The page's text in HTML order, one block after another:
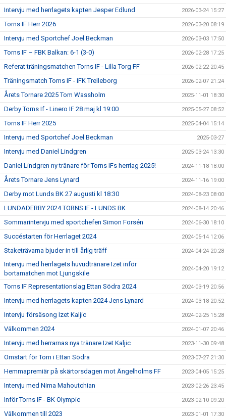
Intervju med herrlagets kapten Jesper Edlund 2026-03-24 15:27
Torns IF Herr 2026 2026-03-20 08:19
Intervju med Sportchef Joel Beckman 2026-03-03 17:50
Torns IF – FBK Balkan: 6-1 (3-0) 2026-02-28 17:25
Referat träningsmatchen Torns IF - Lilla Torg FF 2026-02-22 20:45
Träningsmatch Torns IF - IFK Trelleborg 2026-02-07 21:24
Årets Tornare 2025 Tom Wassholm 2025-11-01 18:30
Derby Torns If - Linero IF 28 maj kl 19:00 2025-05-27 08:52
Torns IF Herr 2025 2025-04-04 15:14
Intervju med Sportchef Joel Beckman 2025-03-27
Intervju med Daniel Lindgren 2025-03-24 13:30
Daniel Lindgren ny tränare för Torns IFs herrlag 2025! 2024-11-18 18:00
Årets Tornare Jens Lynard 2024-11-16 19:00
Derby mot Lunds BK 27 augusti kl 18:30 2024-08-23 08:00
LUNDADERBY 2024 TORNS IF - LUNDS BK 2024-08-14 20:46
Sommarintervju med sportchefen Simon Forsén 2024-06-30 18:10
Succéstarten för Herrlaget 2024 2024-05-14 12:06
Staketrävarna bjuder in till årlig träff 2024-04-24 20:28
Intervju med herrlagets huvudtränare Izet inför
bortamatchen mot Ljungskile
2024-04-20 19:12
Torns IF Representationslag Ettan Södra 2024 2024-03-19 20:56
Intervju med herrlagets kapten 2024 Jens Lynard 2024-03-18 20:52
Intervju försäsong Izet Kaljic 2024-02-25 15:28
Välkommen 2024 2024-01-07 20:46
Intervju med herrarnas nya tränare Izet Kaljic 2023-11-30 09:48
Omstart för Torn i Ettan Södra 2023-07-27 21:30
Hemmapremiär på skärtorsdagen mot Ängelholms FF 2023-04-05 15:25
Intervju med Nima Mahoutchian 2023-02-26 23:45
Inför Torns IF - BK Olympic 2023-02-10 09:20
Välkommen till 2023 2023-01-01 17:30